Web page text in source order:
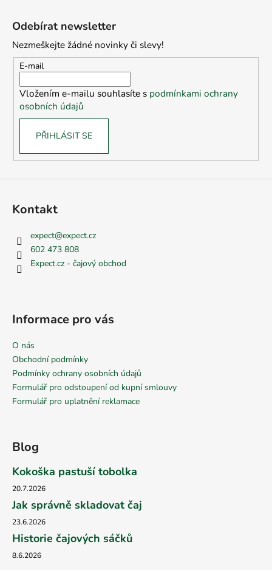
Odebírat newsletter
Nezmeškejte žádné novinky či slevy!
E-mail
Vložením e-mailu souhlasíte s podmínkami ochrany
osobních údajů
PŘIHLÁSIT SE
Kontakt
expect@expect.cz
602 473 808
Expect.cz - čajový obchod
Informace pro vás
O nás
Obchodní podmínky
Podmínky ochrany osobních údajů
Formulář pro odstoupení od kupní smlouvy
Formulář pro uplatnění reklamace
Blog
Kokoška pastuší tobolka
20.7.2026
Jak správně skladovat čaj
23.6.2026
Historie čajových sáčků
8.6.2026